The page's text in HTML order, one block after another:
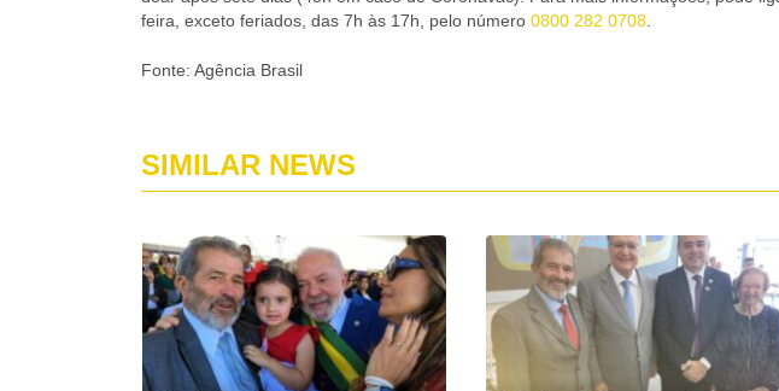
feira, exceto feriados, das 7h às 17h, pelo número 0800 282 0708
Fonte: Agência Brasil
SIMILAR NEWS